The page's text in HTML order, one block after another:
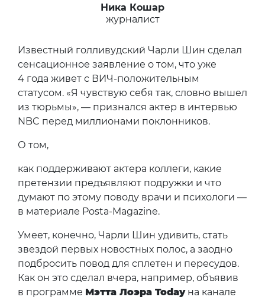
Ника Кошар
журналист
Известный голливудский Чарли Шин сделал
сенсационное заявление о том, что уже
4 года живет с ВИЧ-положительным
статусом. «Я чувствую себя так, словно вышел
из тюрьмы», — признался актер в интервью
NBC перед миллионами поклонников.
О том,
как поддерживают актера коллеги, какие
претензии предъявляют подружки и что
думают по этому поводу врачи и психологи —
в материале Posta-Magazine.
Умеет, конечно, Чарли Шин удивить, стать
звездой первых новостных полос, а заодно
подбросить повод для сплетен и пересудов.
Как он это сделал вчера, например, объявив
в программе Мэтта Лоэра Todayна канале